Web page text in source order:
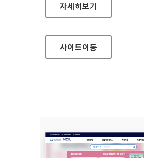
더케이저축은행
자세히보기
사이트이동